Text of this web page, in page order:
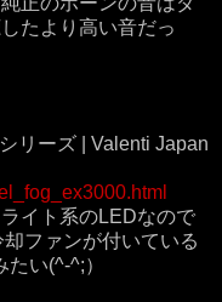
たより高い音だっ
リーズ | Valenti Japan
イト系のLEDなので
ファンが付いている
い(^-^;）